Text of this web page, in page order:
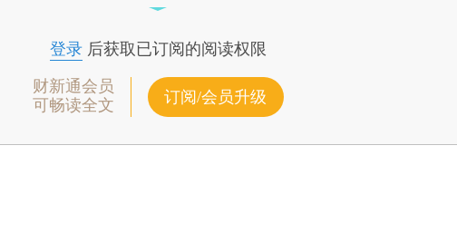
登录后获取已订阅的阅读权限
财新通会员
可畅读全文
订阅/会员升级